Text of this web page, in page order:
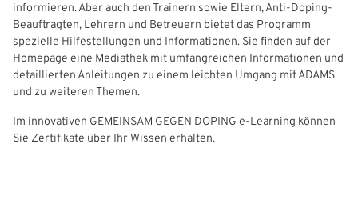
informieren. Aber auch den Trainern sowie Eltern, Anti-Doping-
Beauftragten, Lehrern und Betreuern bietet das Programm
spezielle Hilfestellungen und Informationen. Sie finden auf der
Homepage eine Mediathek mit umfangreichen Informationen und
detaillierten Anleitungen zu einem leichten Umgang mit ADAMS
und zu weiteren Themen.
Im innovativen GEMEINSAM GEGEN DOPING e-Learning können
Sie Zertifikate über Ihr Wissen erhalten.